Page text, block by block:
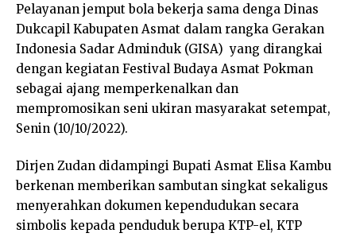
Pelayanan jemput bola bekerja sama denga Dinas
Dukcapil Kabupaten Asmat dalam rangka Gerakan
Indonesia Sadar Adminduk (GISA) yang dirangkai
dengan kegiatan Festival Budaya Asmat Pokman
sebagai ajang memperkenalkan dan
mempromosikan seni ukiran masyarakat setempat,
Senin (10/10/2022).
Dirjen Zudan didampingi Bupati Asmat Elisa Kambu
berkenan memberikan sambutan singkat sekaligus
menyerahkan dokumen kependudukan secara
simbolis kepada penduduk berupa KTP-el, KTP